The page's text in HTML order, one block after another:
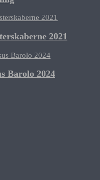
2021
Barolo 2024